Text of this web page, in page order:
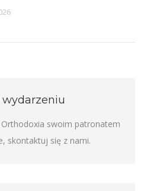
Orthodoxia swoim patronatem
skontaktuj się z nami.